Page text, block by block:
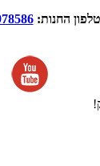
טלפון החנות: